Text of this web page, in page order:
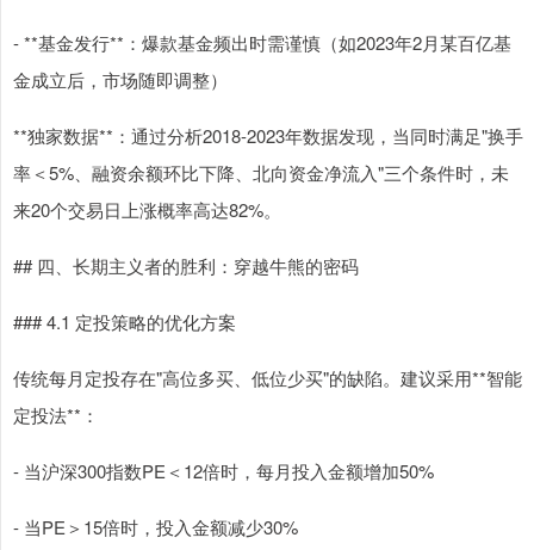
- **基金发行**：爆款基金频出时需谨慎（如2023年2月某百亿基
金成立后，市场随即调整）
**独家数据**：通过分析2018-2023年数据发现，当同时满足"换手
率＜5%、融资余额环比下降、北向资金净流入"三个条件时，未
来20个交易日上涨概率高达82%。
## 四、长期主义者的胜利：穿越牛熊的密码
### 4.1 定投策略的优化方案
传统每月定投存在"高位多买、低位少买"的缺陷。建议采用**智能
定投法**：
- 当沪深300指数PE＜12倍时，每月投入金额增加50%
- 当PE＞15倍时，投入金额减少30%